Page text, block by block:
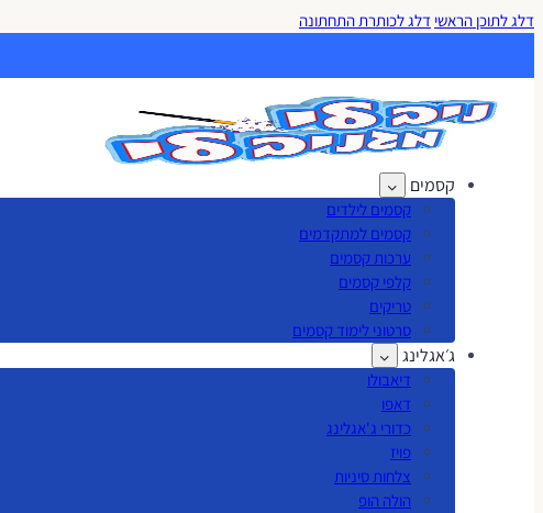
דלג לתוכן הראשי דלג לכותרת התחתונה
קסמים
קסמים לילדים
קסמים למתקדמים
ערכות קסמים
קלפי קסמים
טריקים
סרטוני לימוד קסמים
ג׳אגלינג
דיאבולו
דאפו
כדורי ג'אגלינג
פויז
צלחות סיניות
הולה הופ